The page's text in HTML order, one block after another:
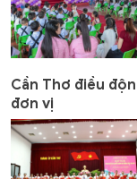
Cần Thơ điều
đơn vị